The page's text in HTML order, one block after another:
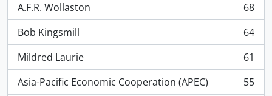
A.F.R. Wollaston
, 68 resultados
68
Bob Kingsmill
, 64 resultados
64
Mildred Laurie
, 61 resultados
61
Asia-Pacific Economic Cooperation (APEC)
, 55 resultados
55